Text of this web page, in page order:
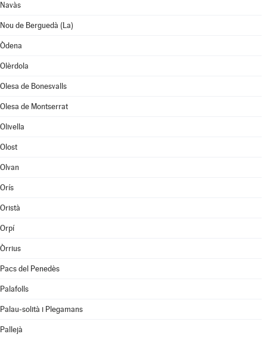
Navàs
Nou de Berguedà (La)
Òdena
Olèrdola
Olesa de Bonesvalls
Olesa de Montserrat
Olivella
Olost
Olvan
Orís
Oristà
Orpí
Òrrius
Pacs del Penedès
Palafolls
Palau-solità i Plegamans
Pallejà